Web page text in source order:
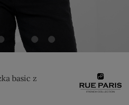
basic z